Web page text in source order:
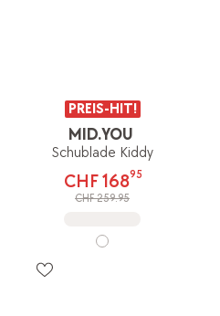
PREIS-HIT!
MID.YOU
Schublade Kiddy
CHF 16895
CHF 259.95